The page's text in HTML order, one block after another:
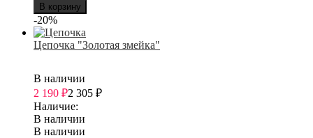
В корзину
-20%
Цепочка "Золотая змейка"
В наличии
2 190 ₽2 305 ₽
Наличие:
В наличии
В наличии